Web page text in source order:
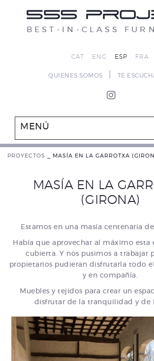
BEST-IN-CLASS
CAT ENG ESP FRA
QUIENES SOMOS TE
MENÚ
PROYECTOS MASÍA EN LA GARROTXA
MASÍA EN LA
(GIRONA)
Estamos en una masía centenaria
Había que aprovechar al máximo esta
cubierta. Y nos pusimos a trabajar
propietarios pudieran disfrutarla todo
y en compañía.
Muebles y tejidos para crear un
disfrutar de la tranquilidad y de